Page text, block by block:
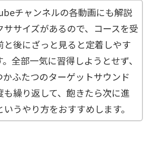
チャンネルの各動画にも解説
ササイズがあるので、コースを受
と後にざっと見ると定着しやす
。全部一気に習得しようとせず、
かふたつのターゲットサウンド
も繰り返して、飽きたら次に進
いうやり方をおすすめします。